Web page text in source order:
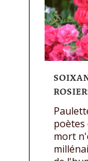
poètes
mort